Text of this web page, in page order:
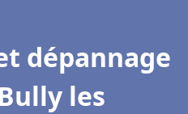
dépannage
les